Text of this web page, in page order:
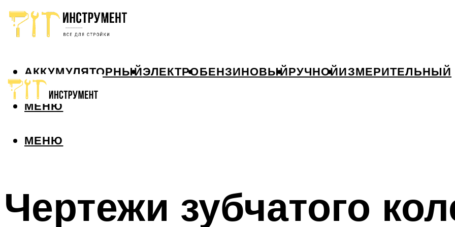
АККУМУЛЯТОРНЫЙЭЛЕКТРОБЕНЗИНОВЫЙРУЧНОЙИЗМЕРИТЕЛЬНЫЙ
МЕНЮ
МЕНЮ
Чертежи зубчатого